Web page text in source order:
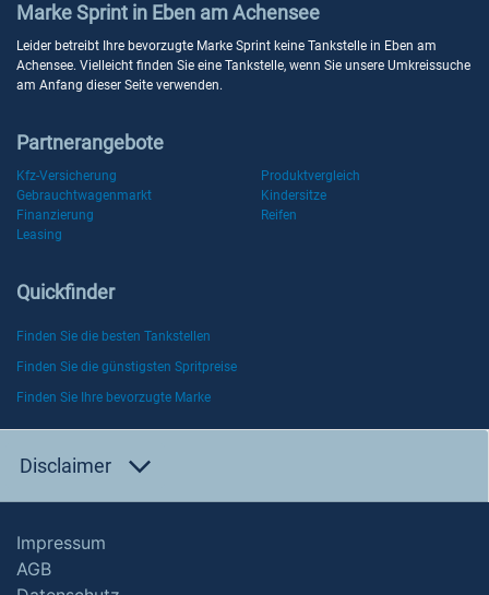
Marke Sprint in Eben am Achensee
Leider betreibt Ihre bevorzugte Marke Sprint keine Tankstelle in Eben am
Achensee. Vielleicht finden Sie eine Tankstelle, wenn Sie unsere Umkreissuche
am Anfang dieser Seite verwenden.
Partnerangebote
Kfz-Versicherung
Produktvergleich
Gebrauchtwagenmarkt
Kindersitze
Finanzierung
Reifen
Leasing
Quickfinder
Finden Sie die besten Tankstellen
Finden Sie die günstigsten Spritpreise
Finden Sie Ihre bevorzugte Marke
Disclaimer
Impressum
AGB